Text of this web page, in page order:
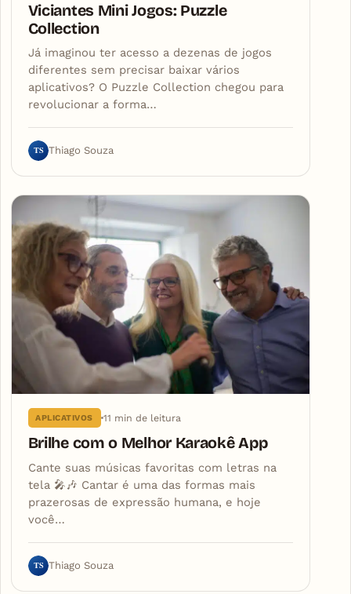
Viciantes Mini Jogos: Puzzle
Collection
Já imaginou ter acesso a dezenas de jogos
diferentes sem precisar baixar vários
aplicativos? O Puzzle Collection chegou para
revolucionar a forma…
TS Thiago Souza
APLICATIVOS 11 min de leitura
Brilhe com o Melhor Karaokê App
Cante suas músicas favoritas com letras na
tela 🎤🎶 Cantar é uma das formas mais
prazerosas de expressão humana, e hoje
você…
TS Thiago Souza